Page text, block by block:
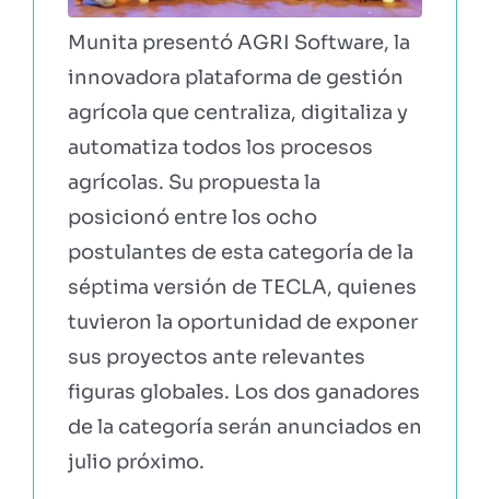
Munita presentó AGRI Software, la
innovadora plataforma de gestión
agrícola que centraliza, digitaliza y
automatiza todos los procesos
agrícolas. Su propuesta la
posicionó entre los ocho
postulantes de esta categoría de la
séptima versión de TECLA, quienes
tuvieron la oportunidad de exponer
sus proyectos ante relevantes
figuras globales. Los dos ganadores
de la categoría serán anunciados en
julio próximo.